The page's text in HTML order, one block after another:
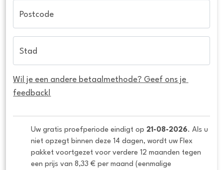
Postcode
Stad
Wil je een andere betaalmethode? Geef ons je
feedback!
Uw gratis proefperiode eindigt op 21-08-2026. Als u
niet opzegt binnen deze 14 dagen, wordt uw Flex
pakket voortgezet voor verdere 12 maanden tegen
een prijs van 8,33 € per maand (eenmalige